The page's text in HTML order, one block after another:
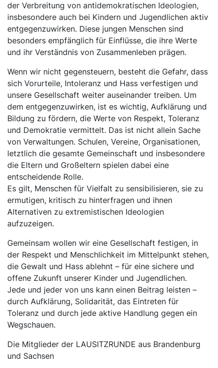
der Verbreitung von antidemokratischen Ideologien,
insbesondere auch bei Kindern und Jugendlichen aktiv
entgegenzuwirken. Diese jungen Menschen sind
besonders empfänglich für Einflüsse, die ihre Werte
und ihr Verständnis von Zusammenleben prägen.
Wenn wir nicht gegensteuern, besteht die Gefahr, dass
sich Vorurteile, Intoleranz und Hass verfestigen und
unsere Gesellschaft weiter auseinander treiben. Um
dem entgegenzuwirken, ist es wichtig, Aufklärung und
Bildung zu fördern, die Werte von Respekt, Toleranz
und Demokratie vermittelt. Das ist nicht allein Sache
von Verwaltungen. Schulen, Vereine, Organisationen,
letztlich die gesamte Gemeinschaft und insbesondere
die Eltern und Großeltern spielen dabei eine
entscheidende Rolle.
Es gilt, Menschen für Vielfalt zu sensibilisieren, sie zu
ermutigen, kritisch zu hinterfragen und ihnen
Alternativen zu extremistischen Ideologien
aufzuzeigen.
Gemeinsam wollen wir eine Gesellschaft festigen, in
der Respekt und Menschlichkeit im Mittelpunkt stehen,
die Gewalt und Hass ablehnt – für eine sichere und
offene Zukunft unserer Kinder und Jugendlichen.
Jede und jeder von uns kann einen Beitrag leisten –
durch Aufklärung, Solidarität, das Eintreten für
Toleranz und durch jede aktive Handlung gegen ein
Wegschauen.
Die Mitglieder der LAUSITZRUNDE aus Brandenburg
und Sachsen